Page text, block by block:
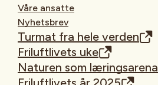
Våre ansatte
Nyhetsbrev
Turmat fra hele verden
Friluftlivets uke
Naturen som læringsarena